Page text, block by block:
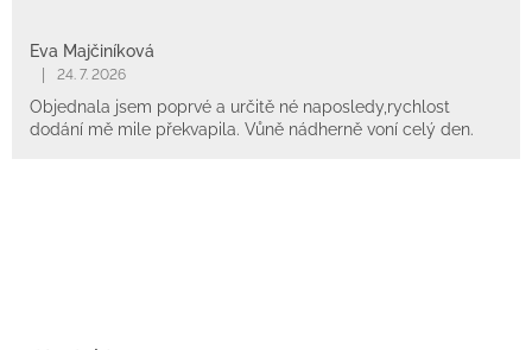
Eva Majčiníková
24. 7. 2026
Objednala jsem poprvé a určitě né naposledy,rychlost
dodání mě mile překvapila. Vůně nádherně voní celý den.